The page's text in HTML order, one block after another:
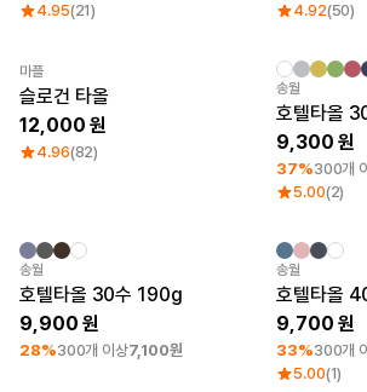
4.95(21) 4.92(50)
Category Best
마플
슬로건 타올
12,000
4.96(82)
최소 주문수량
송월
호텔타올
9,300
37%300개
5.00(2)
최소 주문수량 20개
송월
호텔타올 30수 190g
9,900
28%300개 이상7,100원
최소 주문수량
송월
호텔타올
9,700
33%300개
5.00(1)
스웻셔츠 & 팬츠
시스루탑 & 튜브탑